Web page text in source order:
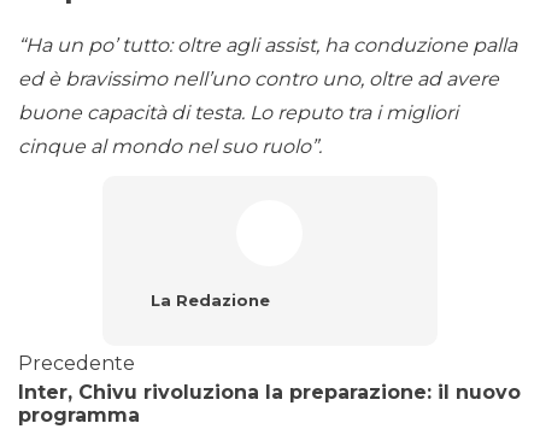
“Ha un po’ tutto: oltre agli assist, ha conduzione palla
ed è bravissimo nell’uno contro uno, oltre ad avere
buone capacità di testa. Lo reputo tra i migliori
cinque al mondo nel suo ruolo”.
La Redazione
Precedente
Inter, Chivu rivoluziona la preparazione: il nuovo
programma